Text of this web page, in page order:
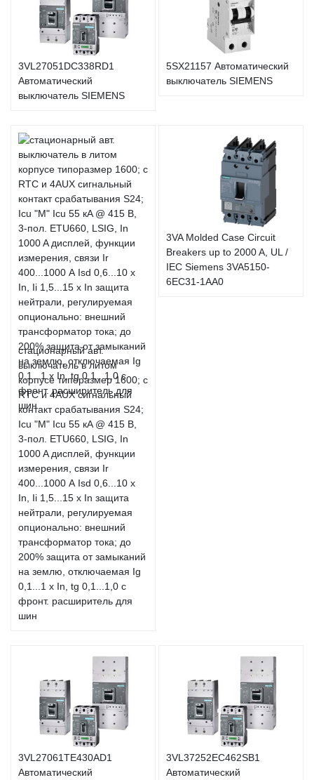
3VL27051DC338RD1
Автоматический
выключатель SIEMENS
5SX21157 Автоматический
выключатель SIEMENS
стационарный авт.
выключатель в литом
корпусе типоразмер 1600; с
RTC и 4AUX сигнальный
контакт срабатывания S24;
Icu "M" Icu 55 кA @ 415 В,
3-пол. ETU660, LSIG, In
1000 A дисплей, функции
измерения, связи Ir
400...1000 А Isd 0,6...10 x
In, Ii 1,5...15 x In защита
нейтрали, регулируемая
опционально: внешний
трансформатор тока; до
200% защита от замыканий
на землю, отключаемая Ig
0,1...1 x In, tg 0,1...1,0 с
фронт. расширитель для
шин
3VA Molded Case Circuit
Breakers up to 2000 A, UL /
IEC Siemens 3VA5150-
6EC31-1AA0
3VL27061TE430AD1
Автоматический
3VL37252EC462SB1
Автоматический